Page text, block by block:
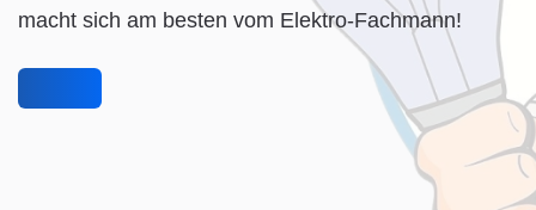
macht sich am besten vom Elektro-Fachmann!